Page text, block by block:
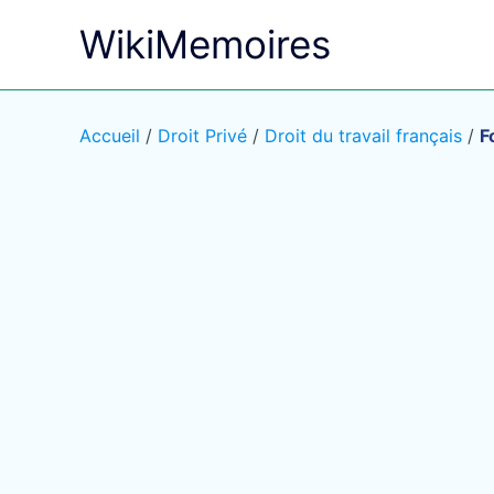
WikiMemoires
Accueil / Droit Privé / Droit du travail français /